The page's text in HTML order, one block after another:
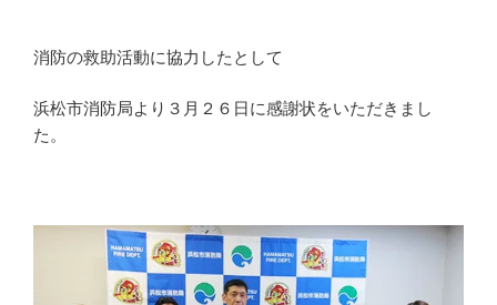
消防の救助活動に協力したとして
浜松市消防局より３月２６日に感謝状をいただきまし
た。